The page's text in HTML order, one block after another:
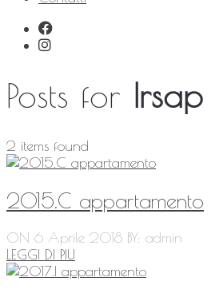
Posts for Irsap
2 items found
2015.C appartamento
ON 6 Aprile 2018 BY: admin
LEGGI DI PIU